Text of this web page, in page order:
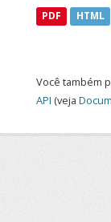
PDF HTML
Você também
API (veja